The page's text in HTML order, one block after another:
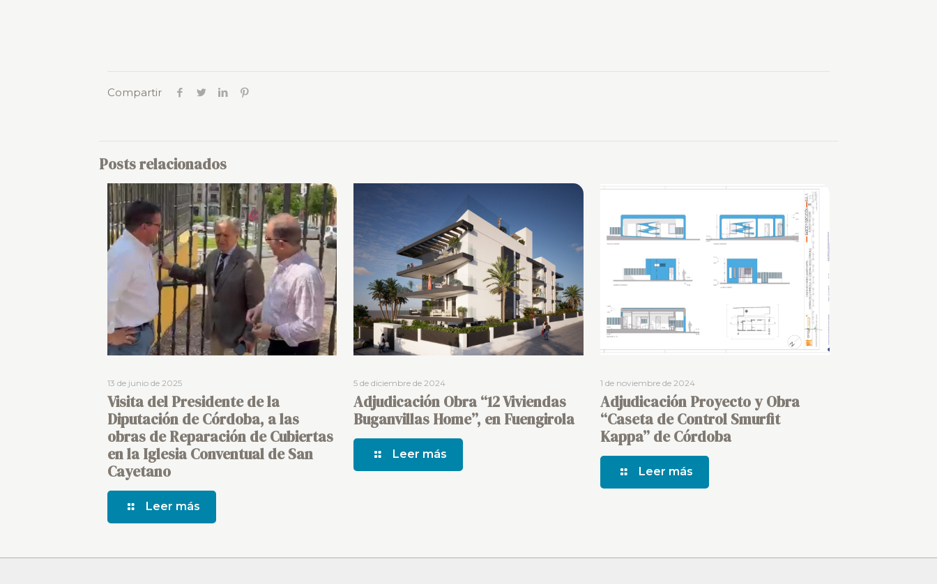
Compartir
Posts relacionados
13 de junio de 2025
Visita del Presidente de la
Diputación de Córdoba, a las
obras de Reparación de Cubiertas
en la Iglesia Conventual de San
Cayetano
Leer más
5 de diciembre de 2024
Adjudicación Obra “12 Viviendas
Buganvillas Home”, en Fuengirola
Leer más
1 de noviembre de 2024
Adjudicación Proyecto y Obra
“Caseta de Control Smurfit
Kappa” de Córdoba
Leer más